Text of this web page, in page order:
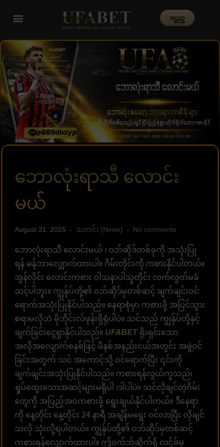
၀င္မည္
ဘောလုံးရာသီ လောင်း
မယ်
August 31, 2025 သတင်း (News) No comments
ဘောလုံးရာသီ လောင်းမယ် ၊ ဝဘ်ဆိုဒ်တစ်ခုကို အသုံးပြု
ရန် မန်ဘာလျှောက်ထားပါ။ ဂိမ်းတိုင်းကို ကစားနိုင်ပါတယ်။
အွန်လိုင်း လောင်းကစား ဝါသနာပါသူတိုင်း လက်လွတ်မခံ
သင့်ပါဘူး။ ကျွန်ုပ်တို့၏ ဝဘ်ဆိုဒ်မှတစ်ဆင့် ချက်ချင်းဝင်
ရောက်အသုံးပြုနိုင်ပါသည်။ နေရာစုံမှာ ကစားဖို့ အပြင်သွား
စရာမလိုဘဲ မိုဘိုင်းလ်ဖုန်းရှိရုံပါပဲ။ သင်သည် ကျွန်ုပ်တို့နှင့်
ချက်ခြင်းငွေရှာနိုင်ပါသည်။ UFABETရိုးရှင်းသော
အလိုအလျောက်စနစ်ဖြင့် မိနစ်အနည်းငယ်အတွင်း အဖွဲ့ဝင်
ခြင်းအတွက် သင် အကောင့်သို့ ဝင်ရောက်ပြီး ၎င်းကို
ချက်ချင်းအသုံးပြုနိုင်ပါသည်။ ကစားရန်လွယ်ကူသည်၊
ရှုပ်ထွေးသောအဆင့်များမရှိပါ ၊ဒါပါပဲ။ သင်လိုချင်တဲ့ဂိမ်း
တွေကို အပြည့်အဝကစားဖို့ ရွေးချယ်နိုင်ပါတယ်။ ဒီနေရာ
ကို နေ့တိုင်း နေ့တိုင်း 24 နာရီ အချိန်မရွေး ဝင်လာပြီး လိုချင်
သလို သုံးလို့ရပါတယ်။ ကျွန်ုပ်တို့၏ ဝဘ်ဆိုဒ်မှတစ်ဆင့်
ကစားရန်လျှောက်ထားပါ။ ဤဝက်ဘ်ဆိုက်ရှိ လင့်ခ်မှ